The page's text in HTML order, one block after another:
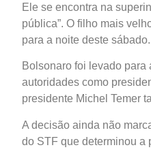
Ele se encontra na
pública”. O filho mais
para a noite deste sábado.
Bolsonaro foi levado
autoridades como
presidente Michel Temer
A decisão ainda não
do STF que determinou a